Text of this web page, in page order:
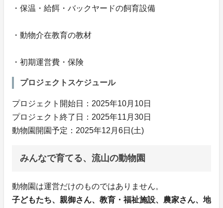
・保温・給餌・バックヤードの飼育設備
・動物介在教育の教材
・初期運営費・保険
プロジェクトスケジュール
プロジェクト開始日：2025年10月10日
プロジェクト終了日：2025年11月30日
動物園開園予定：2025年12月6日(土)
みんなで育てる、流山の動物園
動物園は運営だけのものではありません。
子どもたち、親御さん、教育・福祉施設、農家さん、地